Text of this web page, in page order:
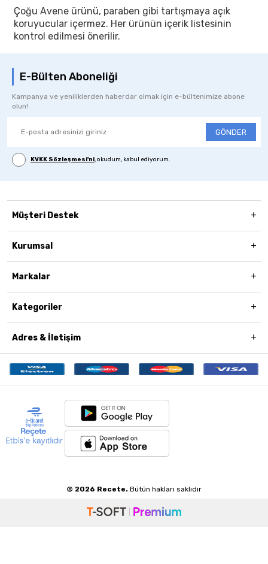
Çoğu Avene ürünü, paraben gibi tartışmaya açık
koruyucular içermez. Her ürünün içerik listesinin
kontrol edilmesi önerilir.
E-Bülten Aboneliği
Kampanya ve yeniliklerden haberdar olmak için e-bültenimize abone
olun!
GÖNDER
KVKK Sözleşmesi'ni, okudum, kabul ediyorum.
Müşteri Destek
Kurumsal
Markalar
Kategoriler
Adres & İletişim
© 2026 Recete. Bütün hakları saklıdır